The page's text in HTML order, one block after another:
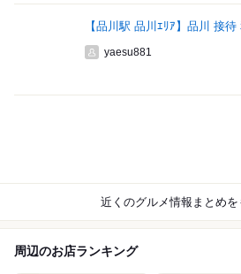
【品川駅 品川ｴﾘｱ】品川 接
yaesu881
近くのグルメ情報まとめを
周辺のお店ランキング